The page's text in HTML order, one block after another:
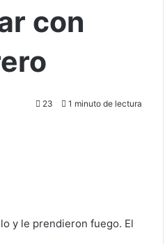
con
23 1 minuto de lectura
y le prendieron fuego. El